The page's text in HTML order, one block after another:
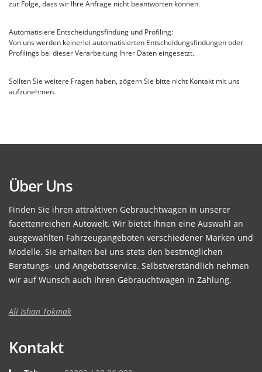
zur Folge, dass wir Ihre Anfrage nicht beantworten können.
Automatisiere Entscheidungsfindung und Profiling:
Von uns werden keinerlei automatisierten Entscheidungsfindungen oder
Profilings bei dieser Verarbeitung Ihrer Daten eingesetzt.
Sollten Sie weitere Fragen haben, zögern Sie bitte nicht Kontakt mit uns
aufzunehmen.
Über Uns
Finden Sie ihren attraktiven Gebrauchtwagen in unserer
facettenreichen Autowelt. Wir bietet Ihnen eine Auswahl an
ausgewählten Fahrzeugangeboten verschiedener Marken und
Modelle. Sie erhalten bei uns stets den bestmöglichen
Beratungs- und Angebotsservice. Selbstverständlich nehmen
wir auf Wunsch auch Ihren Gebrauchtwagen in Zahlung.
Ali Ishan Tokmak
Kontakt